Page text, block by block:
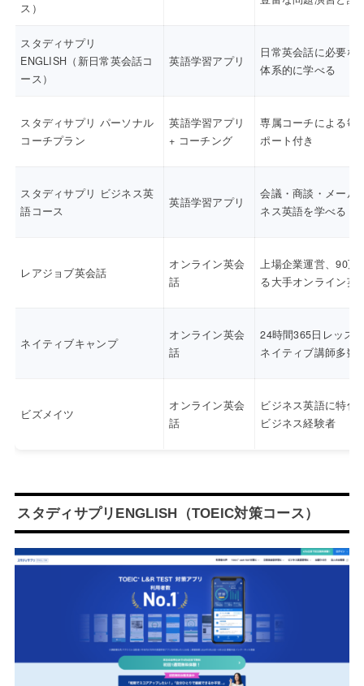
ス）
スタディサプリ
ENGLISH（新日常英会話コ
ース）
英語学習アプリ
日常英会話に必要な
体系的に学べる
スタディサプリ パーソナル
コーチプラン
英語学習アプリ
+ コーチング
専属コーチによる毎
ポート付き
スタディサプリ ビジネス英
語コース
英語学習アプリ
会議・商談・メール
ネス英語を学べる
レアジョブ英会話
オンライン英会
話
上場企業運営、90万
る大手オンライン英
ネイティブキャンプ
オンライン英会
話
24時間365日レッス
ネイティブ講師多数
ビズメイツ
オンライン英会
話
ビジネス英語に特化
ビジネス経験者
スタディサプリENGLISH（TOEIC対策コース）